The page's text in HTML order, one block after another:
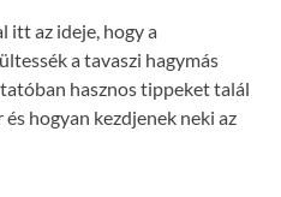
itt az ideje, hogy a
a tavaszi hagymás
hasznos tippeket talál
hogyan kezdjenek neki az